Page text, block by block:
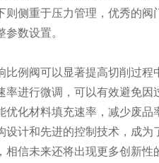
侧重于压力管理，优秀的阀
数设置。
比例阀可以显著提高切削过
率进行微调，可以有效避免
化材料填充速率，减少废品
设计和先进的控制技术，成为
相信未来还将出现更多创新